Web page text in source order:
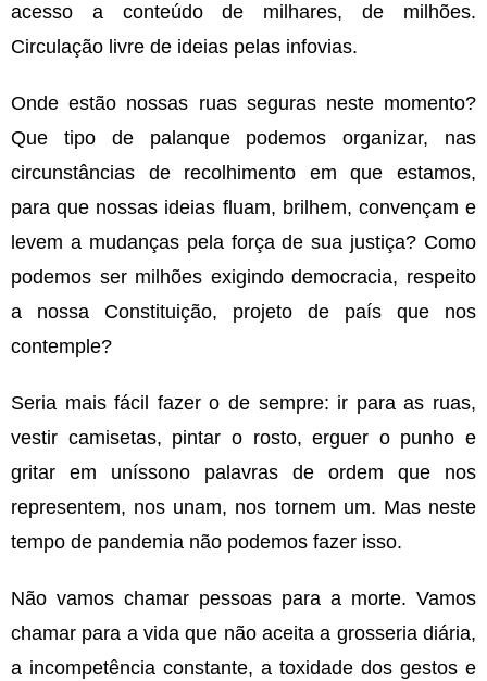
acesso a conteúdo de milhares, de milhões.
Circulação livre de ideias pelas infovias.
Onde estão nossas ruas seguras neste momento?
Que tipo de palanque podemos organizar, nas
circunstâncias de recolhimento em que estamos,
para que nossas ideias fluam, brilhem, convençam e
levem a mudanças pela força de sua justiça? Como
podemos ser milhões exigindo democracia, respeito
a nossa Constituição, projeto de país que nos
contemple?
Seria mais fácil fazer o de sempre: ir para as ruas,
vestir camisetas, pintar o rosto, erguer o punho e
gritar em uníssono palavras de ordem que nos
representem, nos unam, nos tornem um. Mas neste
tempo de pandemia não podemos fazer isso.
Não vamos chamar pessoas para a morte. Vamos
chamar para a vida que não aceita a grosseria diária,
a incompetência constante, a toxidade dos gestos e